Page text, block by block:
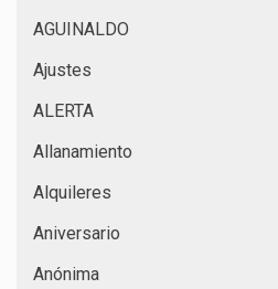
AGUINALDO
Ajustes
ALERTA
Allanamiento
Alquileres
Aniversario
Anónima